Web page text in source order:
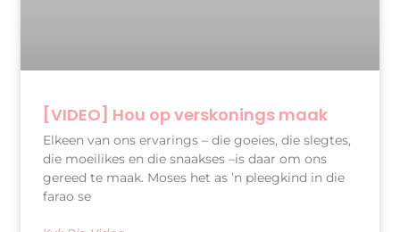
[VIDEO] Hou op verskonings maak
Elkeen van ons ervarings – die goeies, die slegtes,
die moeilikes en die snaakses –is daar om ons
gereed te maak. Moses het as ’n pleegkind in die
farao se